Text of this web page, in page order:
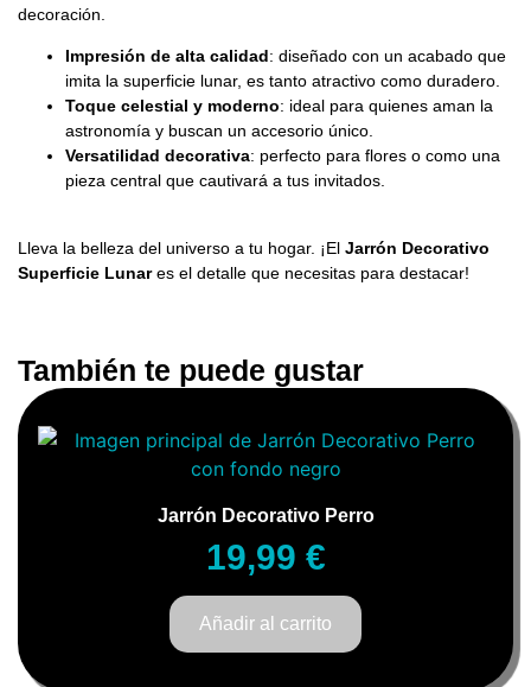
decoración.
Impresión de alta calidad: diseñado con un acabado que
imita la superficie lunar, es tanto atractivo como duradero.
Toque celestial y moderno: ideal para quienes aman la
astronomía y buscan un accesorio único.
Versatilidad decorativa: perfecto para flores o como una
pieza central que cautivará a tus invitados.
Lleva la belleza del universo a tu hogar. ¡El Jarrón Decorativo
Superficie Lunares el detalle que necesitas para destacar!
También te puede gustar
Jarrón Decorativo Perro
19,99 €
Añadir al carrito